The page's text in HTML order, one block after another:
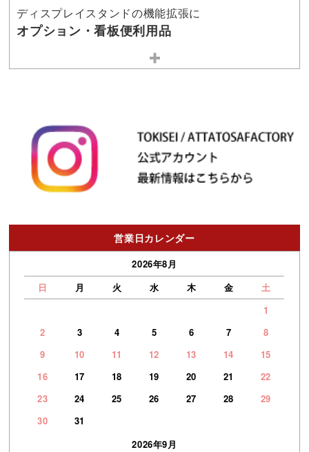
ディスプレイスタンドの機能拡張に
オプション・看板便利用品
営業日カレンダー
2026年8月
日
月 火 水 木 金
土
1
2
3 4 5 6 7
8
9
10 11 12 13 14
15
16
17 18 19 20 21
22
23
24 25 26 27 28
29
30
31
2026年9月